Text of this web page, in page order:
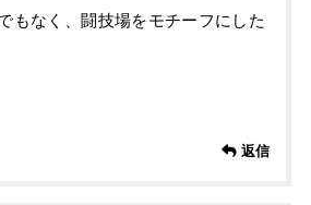
もなく、闘技場をモチーフにした
返信